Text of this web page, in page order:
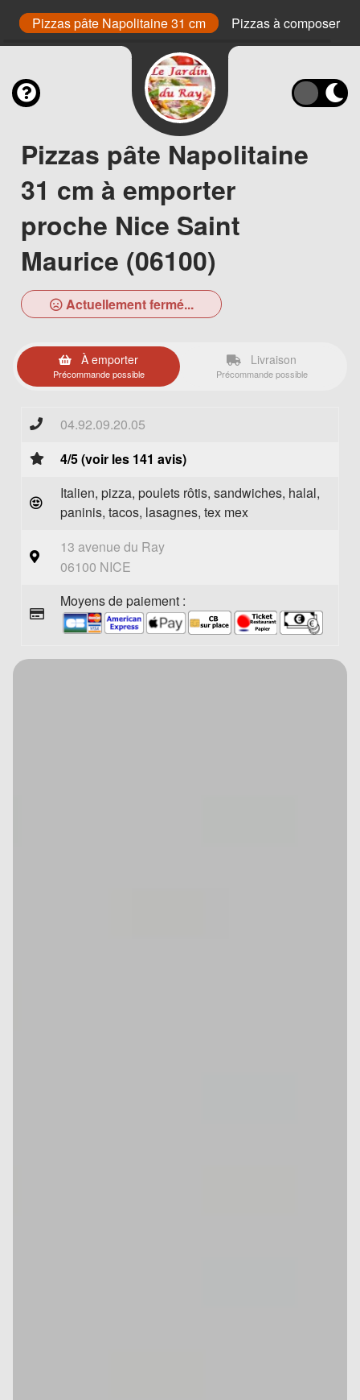
Pizzas pâte Napolitaine 31 cm Pizzas à composer
Pizzas pâte Napolitaine
31 cm à emporter
proche Nice Saint
Maurice (06100)
Actuellement fermé...
À emporter
Précommande possible
Livraison
Précommande possible
04.92.09.20.05
4/5 (voir les 141 avis)
Italien, pizza, poulets rôtis, sandwiches, halal,
paninis, tacos, lasagnes, tex mex
13 avenue du Ray
06100 NICE
Moyens de paiement :